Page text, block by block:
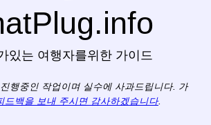
있는 여행자를위한 가이드
행중인 작업이며 실수에 사과드립니다. 가
드백을 보내 주시면 감사하겠습니다.